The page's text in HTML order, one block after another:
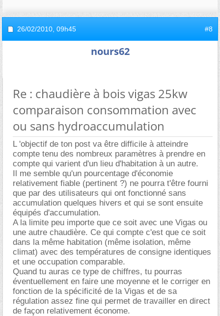
26/02/2010, 09h45 #8
nours62
Re : chaudière à bois vigas 25kw
comparaison consommation avec
ou sans hydroaccumulation
L 'objectif de ton post va être difficile à atteindre
compte tenu des nombreux paramètres à prendre en
compte qui varient d'un lieu d'habitation à un autre.
Il me semble qu'un pourcentage d'économie
relativement fiable (pertinent ?) ne pourra t'être fourni
que par des utilisateurs qui ont fonctionné sans
accumulation quelques hivers et qui se sont ensuite
équipés d'accumulation.
A la limite peu importe que ce soit avec une Vigas ou
une autre chaudière. Ce qui compte c'est que ce soit
dans la même habitation (même isolation, même
climat) avec des températures de consigne identiques
et une occupation comparable.
Quand tu auras ce type de chiffres, tu pourras
éventuellement en faire une moyenne et le corriger en
fonction de la spécificité de la Vigas et de sa
régulation assez fine qui permet de travailler en direct
de façon relativement économe.